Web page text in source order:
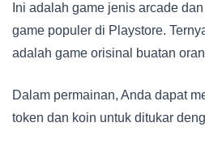
Ini adalah game jenis arcade
game populer di Playstore.
adalah game orisinal buatan
Dalam permainan, Anda dapat
token dan koin untuk ditukar